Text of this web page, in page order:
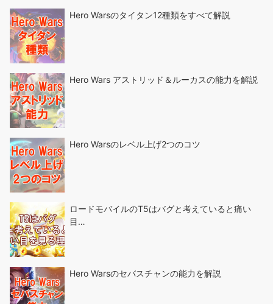
Hero Warsのタイタン12種類をすべて解説
Hero Wars アストリッド＆ルーカスの能力を解説
Hero Warsのレベル上げ2つのコツ
ロードモバイルのT5はバグと考えていると痛い
目…
Hero Warsのセバスチャンの能力を解説